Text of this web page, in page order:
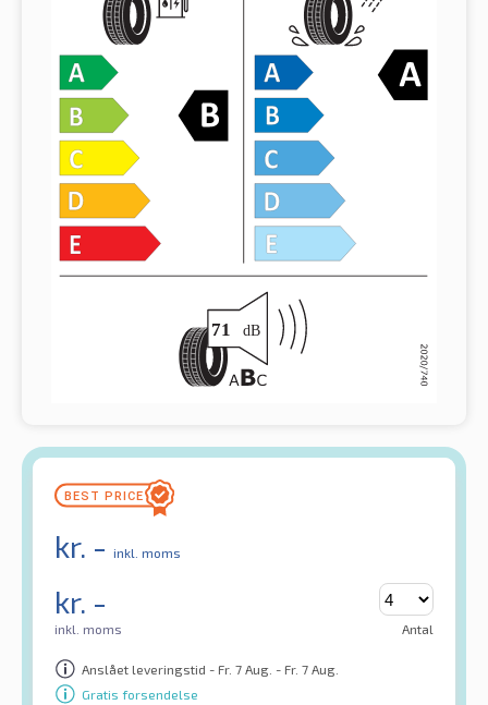
kr. - inkl. moms
kr. -
inkl. moms Antal
Anslået leveringstid - Fr. 7 Aug. - Fr. 7 Aug.
Gratis forsendelse